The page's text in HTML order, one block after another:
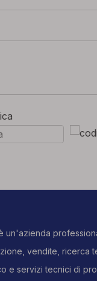
un'azienda
vendite, ricerca
e servizi tecnici di